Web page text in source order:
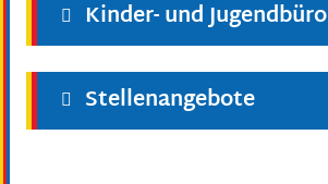
Kinder- und Jugendbüro
Stellenangebote